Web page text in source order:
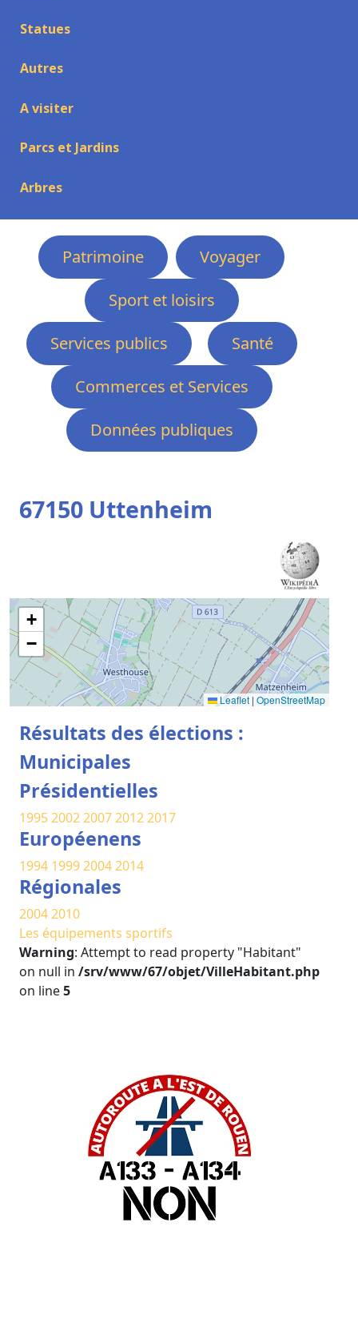
Statues
Autres
A visiter
Parcs et Jardins
Arbres
Patrimoine
Voyager
Sport et loisirs
Services publics
Santé
Commerces et Services
Données publiques
67150 Uttenheim
+
−
Leaflet | OpenStreetMap
Résultats des élections :
Municipales
Présidentielles
19952002200720122017
Européenens
1994 199920042014
Régionales
20042010
Les équipements sportifs
Warning: Attempt to read property "Habitant"
on null in /srv/www/67/objet/VilleHabitant.php
on line5